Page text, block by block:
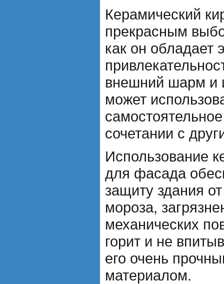
Керамический
прекрасным
как он обладает
внешний шарм и
может
сочетании с
Использование
для фасада
защиту здания
мороза,
механических
горит и не
его очень
материалом.